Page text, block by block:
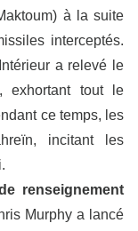
à la suite
interceptés.
a relevé le
exhortant tout le
ce temps, les
incitant les
renseignement
Murphy a lancé